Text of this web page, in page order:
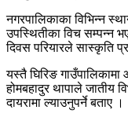
नगरपालिकाका विभिन्न
उपस्थितीका विच सम्पन्न
दिवस परियारले सास्कृति
यस्तै घिरिङ गाउँपालिकामा
होमबहादुर थापाले जातीय
दायरामा ल्याउनुपर्ने बताए ।